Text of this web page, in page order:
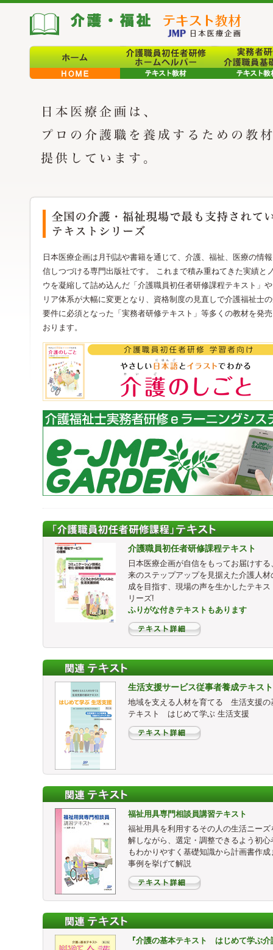
日本医療企画は月刊誌や書籍を通じて、介護、福祉、医療の情
信しつづける専門出版社です。 これまで積み重ねてきた実績と
ウを凝縮して詰め込んだ「介護職員初任者研修課程テキスト」
リア体系が大幅に変更となり、資格制度の見直しで介護福祉士
要件に必須となった「実務者研修テキスト」等多くの教材を発
おります。
介護職員初任者研修課程テキスト
日本医療企画が自信をもってお届けする
来のステップアップを見据えた介護人材
成を目指す、現場の声を生かしたテキス
リーズ!
ふりがな付きテキストもあります
生活支援サービス従事者養成テキスト
地域を支える人材を育てる 生活支援の
テキスト はじめて学ぶ 生活支援
福祉用具専門相談員講習テキスト
福祉用具を利用するその人の生活ニーズ
解しながら、選定・調整できるよう初心
もわかりやすく基礎知識から計画書作成
事例を挙げて解説
『介護の基本テキスト はじめて学ぶ介